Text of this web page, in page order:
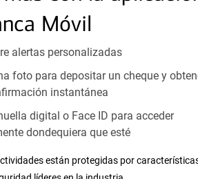
Móvil
alertas personalizadas
foto para depositar un cheque y
instantánea
digital o Face ID para acceder
dondequiera que esté
están protegidas por
No Están Asegurados
No Tienen Garantía
Pueden Perder